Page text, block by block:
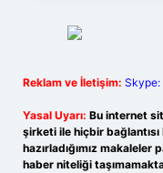
Reklam ve İletişim:
Yasal Uyarı: Bu internet
şirketi ile hiçbir
hazırladığımız
haber niteliği